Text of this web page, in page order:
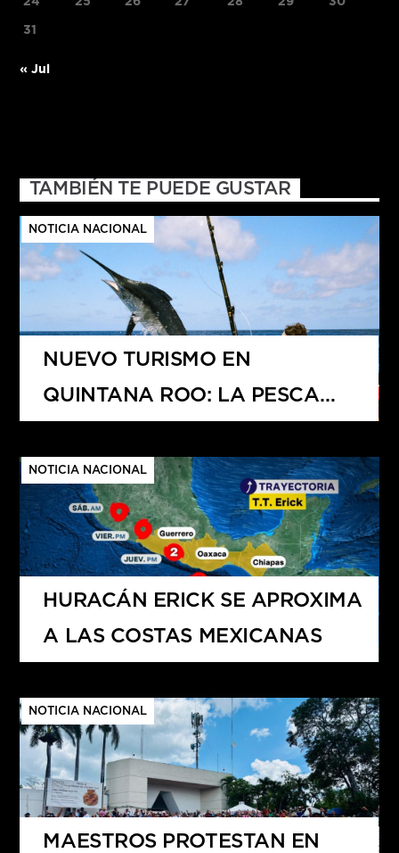
31
« Jul
TAMBIÉN TE PUEDE GUSTAR
NOTICIA NACIONAL
NUEVO TURISMO EN
QUINTANA ROO: LA PESCA
NOTICIA NACIONAL
HURACÁN ERICK SE APROXIMA
A LAS COSTAS MEXICANAS
NOTICIA NACIONAL
MAESTROS PROTESTAN EN